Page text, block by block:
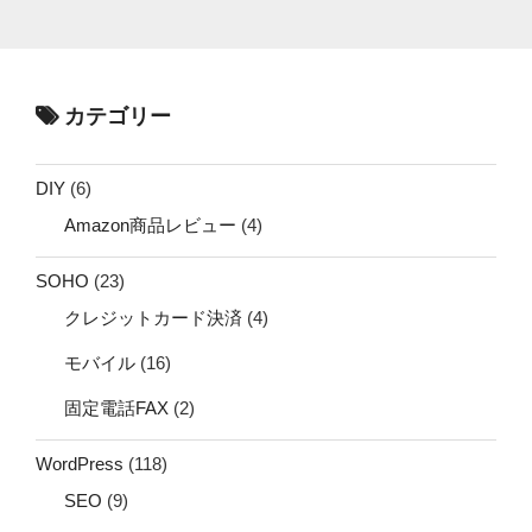
カテゴリー
DIY (6)
Amazon商品レビュー (4)
SOHO (23)
クレジットカード決済 (4)
モバイル (16)
固定電話FAX (2)
WordPress (118)
SEO (9)